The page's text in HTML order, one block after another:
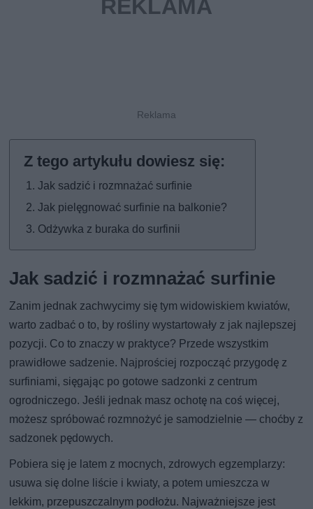
Jak sadzić i rozmnażać surfinie
Jak pielęgnować surfinie na balkonie?
Odżywka z buraka do surfinii
Jak sadzić i rozmnażać surfinie
Zanim jednak zachwycimy się tym widowiskiem kwiatów,
warto zadbać o to, by rośliny wystartowały z jak najlepszej
pozycji. Co to znaczy w praktyce? Przede wszystkim
prawidłowe sadzenie. Najprościej rozpocząć przygodę z
surfiniami, sięgając po gotowe sadzonki z centrum
ogrodniczego. Jeśli jednak masz ochotę na coś więcej,
możesz spróbować rozmnożyć je samodzielnie — choćby z
sadzonek pędowych.
Pobiera się je latem z mocnych, zdrowych egzemplarzy:
usuwa się dolne liście i kwiaty, a potem umieszcza w
lekkim, przepuszczalnym podłożu. Najważniejsze jest